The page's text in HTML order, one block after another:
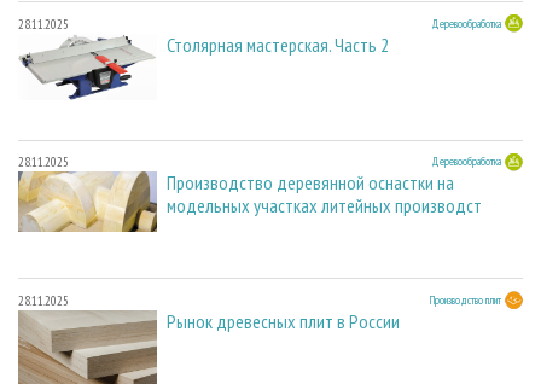
28.11.2025 Деревообработка
Столярная мастерская. Часть 2
28.11.2025 Деревообработка
Производство деревянной оснастки на
модельных участках литейных производст
28.11.2025 Производство плит
Рынок древесных плит в России